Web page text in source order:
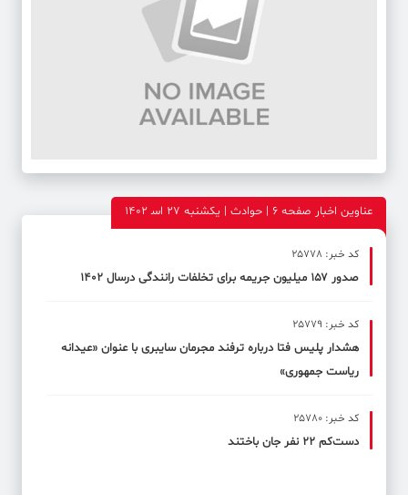
عناوین اخبار صفحه ۶ | حوادث | یکشنبه 27 اس‍ 1402
کد خبر: 25778
صدور ۱۵۷ میلیون جریمه برای تخلفات رانندگی درسال ۱۴۰۲
کد خبر: 25779
هشدار پلیس فتا درباره ترفند مجرمان سایبری با عنوان «عیدانه
ریاست جمهوری»
کد خبر: 25780
دست‌کم ۲۲ نفر جان باختند